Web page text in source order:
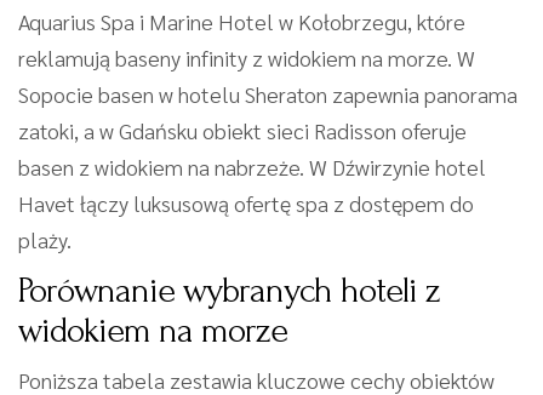
Aquarius Spa i Marine Hotel w Kołobrzegu, które
reklamują baseny infinity z widokiem na morze. W
Sopocie basen w hotelu Sheraton zapewnia panorama
zatoki, a w Gdańsku obiekt sieci Radisson oferuje
basen z widokiem na nabrzeże. W Dźwirzynie hotel
Havet łączy luksusową ofertę spa z dostępem do
plaży.
Porównanie wybranych hoteli z
widokiem na morze
Poniższa tabela zestawia kluczowe cechy obiektów